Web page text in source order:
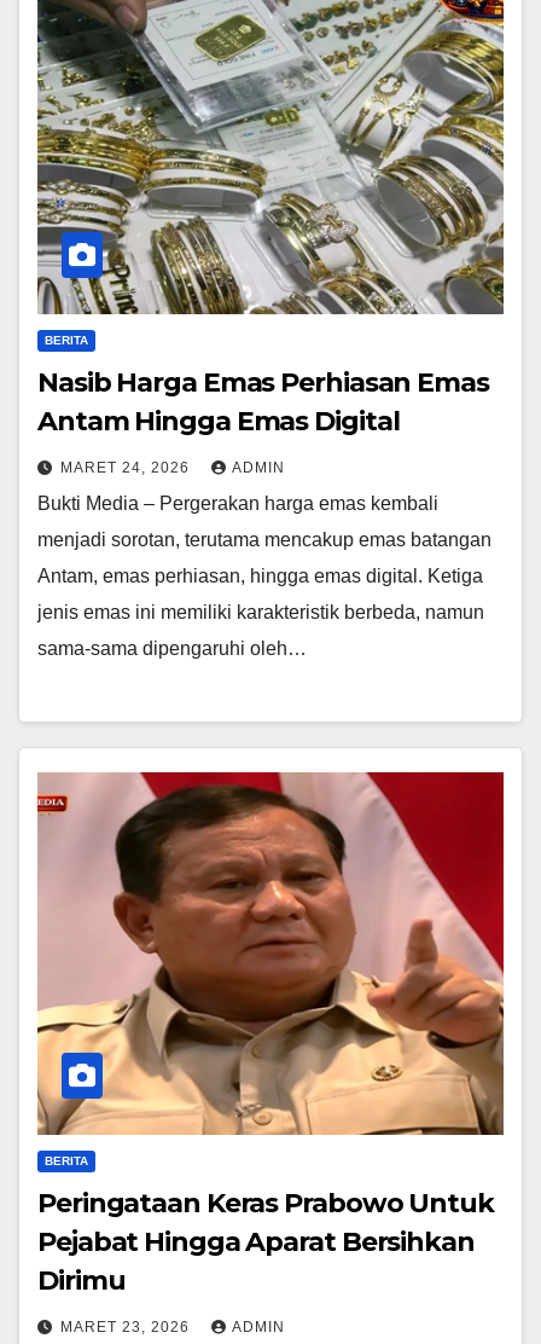
BERITA
Nasib Harga Emas Perhiasan Emas
Antam Hingga Emas Digital
MARET 24, 2026 ADMIN
Bukti Media – Pergerakan harga emas kembali
menjadi sorotan, terutama mencakup emas batangan
Antam, emas perhiasan, hingga emas digital. Ketiga
jenis emas ini memiliki karakteristik berbeda, namun
sama-sama dipengaruhi oleh…
BERITA
Peringataan Keras Prabowo Untuk
Pejabat Hingga Aparat Bersihkan
Dirimu
MARET 23, 2026 ADMIN